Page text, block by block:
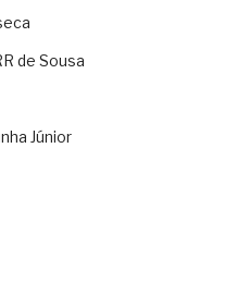
de Sousa
Júnior